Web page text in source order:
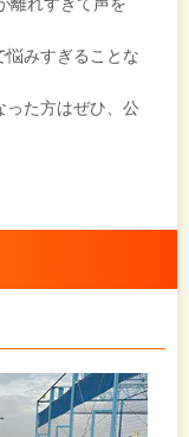
悩みすぎることな
った方はぜひ、公